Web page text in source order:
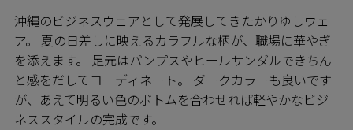
沖縄のビジネスウェアとして発展してきたかりゆしウェ
ア。 夏の日差しに映えるカラフルな柄が、職場に華やぎ
を添えます。 足元はパンプスやヒールサンダルできちん
と感をだしてコーディネート。 ダークカラーも良いです
が、あえて明るい色のボトムを合わせれば軽やかなビジ
ネススタイルの完成です。